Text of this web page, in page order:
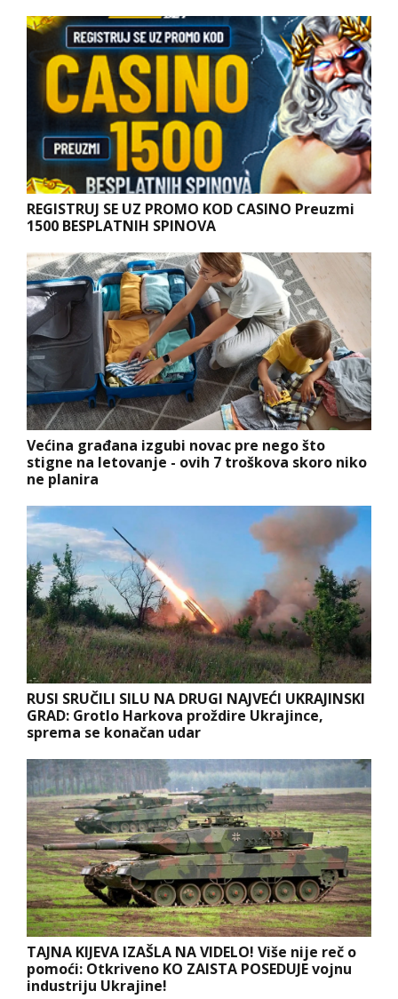
REGISTRUJ SE UZ PROMO KOD CASINO Preuzmi
1500 BESPLATNIH SPINOVA
Većina građana izgubi novac pre nego što
stigne na letovanje - ovih 7 troškova skoro niko
ne planira
RUSI SRUČILI SILU NA DRUGI NAJVEĆI UKRAJINSKI
GRAD: Grotlo Harkova proždire Ukrajince,
sprema se konačan udar
TAJNA KIJEVA IZAŠLA NA VIDELO! Više nije reč o
pomoći: Otkriveno KO ZAISTA POSEDUJE vojnu
industriju Ukrajine!